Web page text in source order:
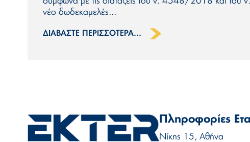
νέο δωδεκαμελές...
ΔΙΑΒΆΣΤΕ ΠΕΡΙΣΣΌΤΕΡΑ...
Πληροφορίες
Νίκης 15, Αθήνα